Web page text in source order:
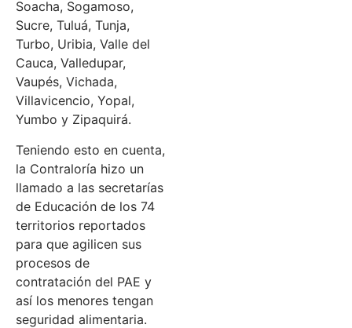
Soacha, Sogamoso,
Sucre, Tuluá, Tunja,
Turbo, Uribia, Valle del
Cauca, Valledupar,
Vaupés, Vichada,
Villavicencio, Yopal,
Yumbo y Zipaquirá.
Teniendo esto en cuenta,
la Contraloría hizo un
llamado a las secretarías
de Educación de los 74
territorios reportados
para que agilicen sus
procesos de
contratación del PAE y
así los menores tengan
seguridad alimentaria.